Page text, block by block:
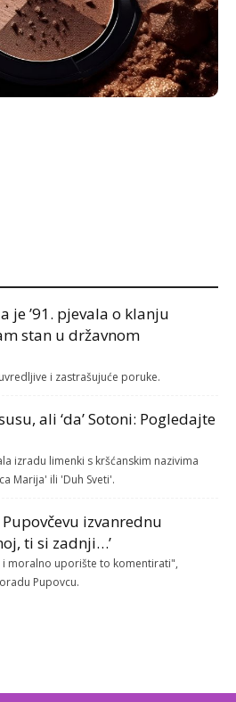
je ’91. pjevala o klanju
stan u državnom
i zastrašujuće poruke.
ali ‘da’ Sotoni: Pogledajte
izradu limenki s kršćanskim nazivima
Marija' ili 'Duh Sveti'.
izvanrednu
ti si zadnji…’
moralno uporište to komentirati",
Pupovcu.